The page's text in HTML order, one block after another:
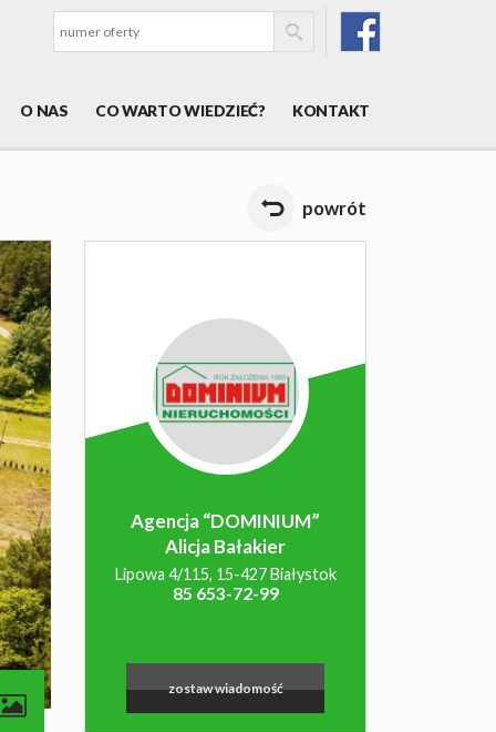
O NAS CO WARTO WIEDZIEĆ? KONTAKT
powrót
Agencja “DOMINIUM”
Alicja Bałakier
Lipowa 4/115, 15-427 Białystok
85 653-72-99
zostaw wiadomość